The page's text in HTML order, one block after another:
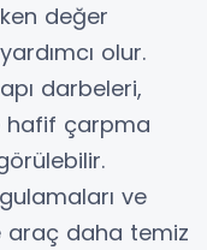
değer
olur.
darbeleri,
hafif çarpma
ve
araç daha temiz